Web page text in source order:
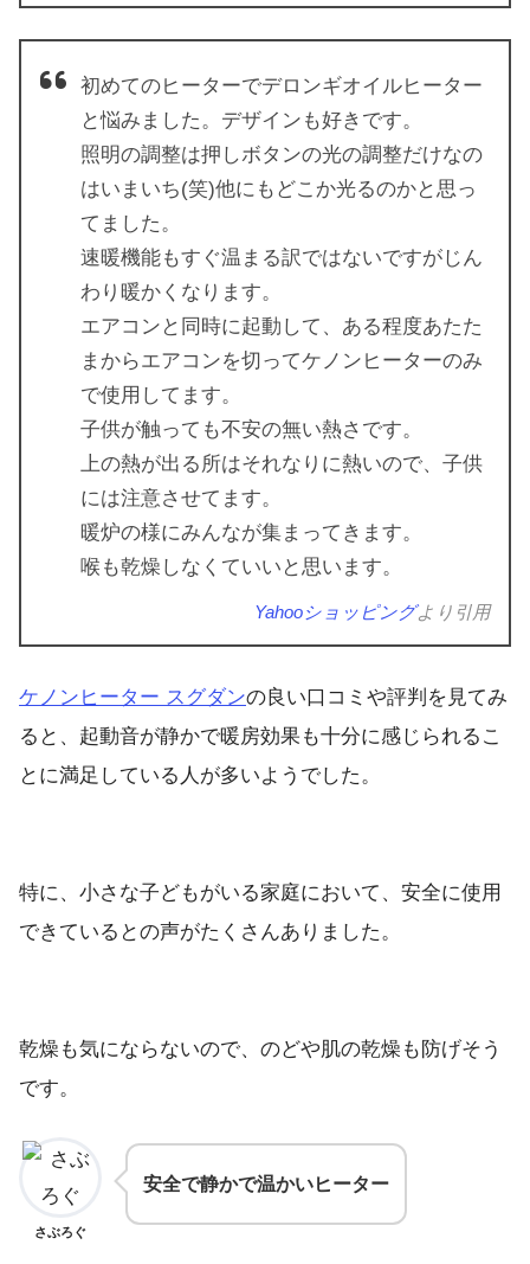
初めてのヒーターでデロンギオイルヒーター
と悩みました。デザインも好きです。
照明の調整は押しボタンの光の調整だけなの
はいまいち(笑)他にもどこか光るのかと思っ
てました。
速暖機能もすぐ温まる訳ではないですがじん
わり暖かくなります。
エアコンと同時に起動して、ある程度あたた
まからエアコンを切ってケノンヒーターのみ
で使用してます。
子供が触っても不安の無い熱さです。
上の熱が出る所はそれなりに熱いので、子供
には注意させてます。
暖炉の様にみんなが集まってきます。
喉も乾燥しなくていいと思います。
Yahooショッピングより引用
ケノンヒーター スグダンの良い口コミや評判を見てみ
ると、起動音が静かで暖房効果も十分に感じられるこ
とに満足している人が多いようでした。
特に、小さな子どもがいる家庭において、安全に使用
できているとの声がたくさんありました。
乾燥も気にならないので、のどや肌の乾燥も防げそう
です。
さぶろぐ
安全で静かで温かいヒーター